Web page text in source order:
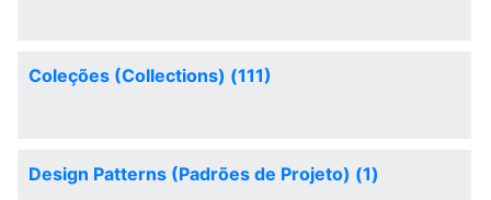
Coleções (Collections) (111)
Design Patterns (Padrões de Projeto) (1)